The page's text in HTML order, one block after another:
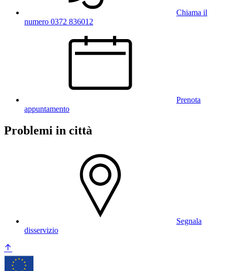
Chiama il
numero 0372 836012
Prenota
appuntamento
Problemi in città
Segnala
disservizio